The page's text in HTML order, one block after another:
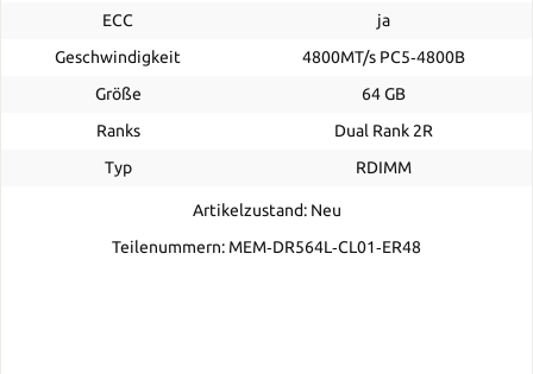
ECC
ja
Geschwindigkeit
4800MT/s PC5‑4800B
Größe
64 GB
Ranks
Dual Rank 2R
Typ
RDIMM
Artikelzustand: Neu
Teilenummern: MEM‐DR564L‐CL01‐ER48